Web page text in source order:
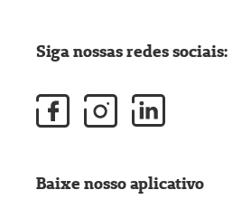
Siga nossas redes sociais:
Baixe nosso aplicativo